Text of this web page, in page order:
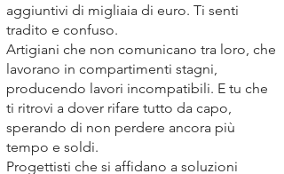
aggiuntivi di migliaia di euro. Ti senti
tradito e confuso.
Artigiani che non comunicano tra loro, che
lavorano in compartimenti stagni,
producendo lavori incompatibili. E tu che
ti ritrovi a dover rifare tutto da capo,
sperando di non perdere ancora più
tempo e soldi.
Progettisti che si affidano a soluzioni